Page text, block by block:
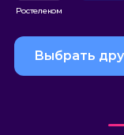
Ростелеком
Выбрать